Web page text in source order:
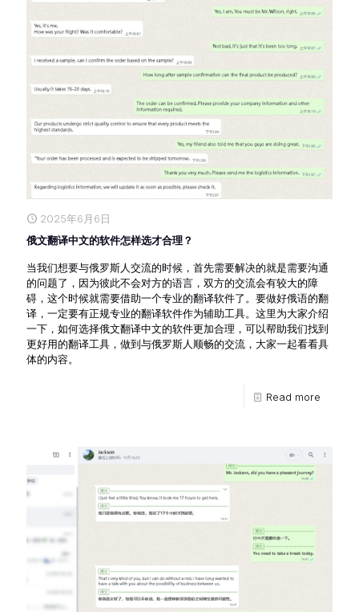
2025年6月6日
俄文翻译中文的软件怎样选才合理？
当我们想要与俄罗斯人交流的时候，首先需要解决的就是需要沟通
的问题了，因为彼此不会对方的语言，双方的交流会有较大的障
碍，这个时候就需要借助一个专业的翻译软件了。要做好俄语的翻
译，一定要有正规专业的翻译软件作为辅助工具。这里为大家介绍
一下，如何选择俄文翻译中文的软件更加合理，可以帮助我们找到
更好用的翻译工具，做到与俄罗斯人顺畅的交流，大家一起看看具
体的内容。
Read more